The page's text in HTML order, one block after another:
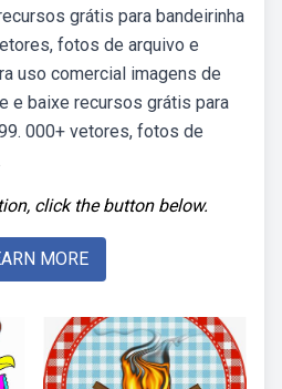
grátis para bandeirinha
fotos de arquivo e
uso comercial imagens de
e baixe recursos grátis para
000+ vetores, fotos de
click the button below.
MORE